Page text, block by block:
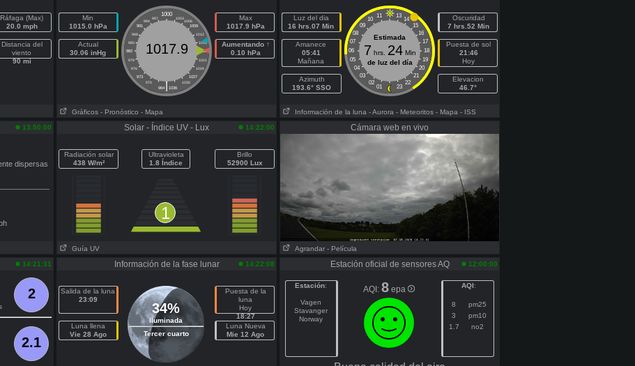
Ráfaga (Max)
20.0 mph
Distancia del
viento
90 mi
Min
1015.0 hPa
Actual
30.06 inHg
1000
997 1003
994
1006
991
1009
988
1012
985
1015
982
1018
979
1021
976
1024
973
1027
970
1030
|
964 1036
1017.9
Max
1017.9 hPa
Aumentando ↑
0.10 hPa
Gráficos - Pronóstico - Mapa
Luz del dia
16 hrs.07 Min
Amanece
05:41
Mañana
Azimuth
193.6° SSO
11 13
10
14
09
15
08
16
07
17
06
18
05
19
04
20
03
21
02
22
01 23
Estimada
7 hrs. 24Min
de luz del día
Oscuridad
7 hrs.52 Min
Puesta de sol
21:46
Hoy
Elevacion
46.7°
Información de la luna - Aurora - Meteoritos - Mapa - ISS
13:50:00
dispersas
Solar - Índice UV - Lux 14:22:00
Radiación solar
438 W/m²
Ultravioleta
1.8 Índice
1
Brillo
52900 Lux
Guía UV
Cámara web en vivo
Agrandar - Película
14:21:31
2
2.1
Información de la fase lunar 14:22:08
Salida de la luna
23:09
Luna llena
Vie 28 Ago
34%
Iluminada
Tercer cuarto
Puesta de la
luna
Hoy
18:27
Luna Nueva
Mie 12 Ago
Estación oficial de sensores AQ 12:00:00
Estación:
Vagen
Stavanger
Norway
AQI: 8 epa AQI:
8
pm25
3
pm10
1.7
no2